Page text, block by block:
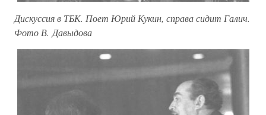
Дискуссия в ТБК. Поет Юрий Кукин, справа сидит Галич.
Фото В. Давыдова